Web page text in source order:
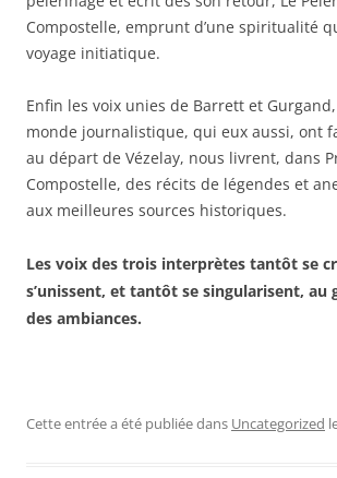
Compostelle, emprunt d’une spiritualité
voyage initiatique.
Enfin les voix unies de Barrett et
monde journalistique, qui eux aussi, ont
au départ de Vézelay, nous livrent, dans
Compostelle, des récits de légendes et
aux meilleures sources historiques.
Les voix des trois interprètes tantôt se
s’unissent, et tantôt se singularisent, au
des ambiances.
Cette entrée a été publiée dans Uncategorized